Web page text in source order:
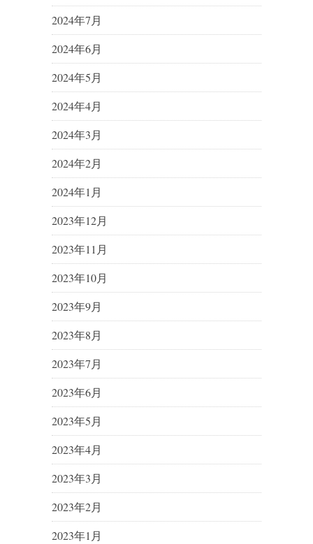
2024年7月
2024年6月
2024年5月
2024年4月
2024年3月
2024年2月
2024年1月
2023年12月
2023年11月
2023年10月
2023年9月
2023年8月
2023年7月
2023年6月
2023年5月
2023年4月
2023年3月
2023年2月
2023年1月